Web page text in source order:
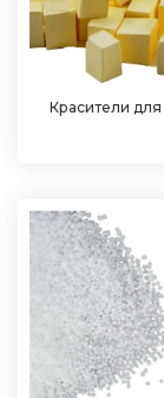
Красители